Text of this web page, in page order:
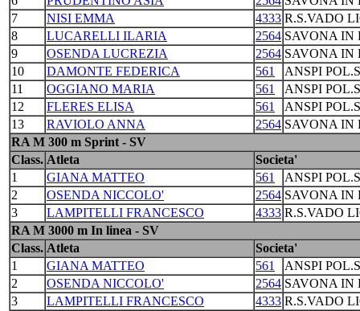
7
NISI EMMA 4333 R.S.VADO
8
LUCARELLI ILARIA 2564 SAVONA IN
9
OSENDA LUCREZIA 2564 SAVONA IN
10
DAMONTE FEDERICA 561
ANSPI
11
OGGIANO MARIA 561
ANSPI
12
FLERES ELISA 561
ANSPI
13
RAVIOLO ANNA 2564 SAVONA IN
RA M 300 m Sprint - SV
Class. Atleta
Societa'
1
GIANA MATTEO 561
ANSPI
2
OSENDA NICCOLO' 2564 SAVONA IN
3
LAMPITELLI FRANCESCO 4333 R.S.VADO
RA M 3000 m In linea - SV
Class. Atleta
Societa'
1
GIANA MATTEO 561
ANSPI
2
OSENDA NICCOLO' 2564 SAVONA IN
3
LAMPITELLI FRANCESCO 4333 R.S.VADO